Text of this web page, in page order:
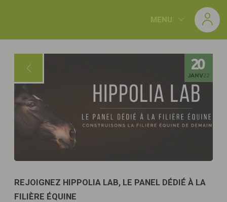
MENU
20
JANV22
REJOIGNEZ HIPPOLIA LAB, LE PANEL DÉDIÉ À LA
FILIÈRE ÉQUINE